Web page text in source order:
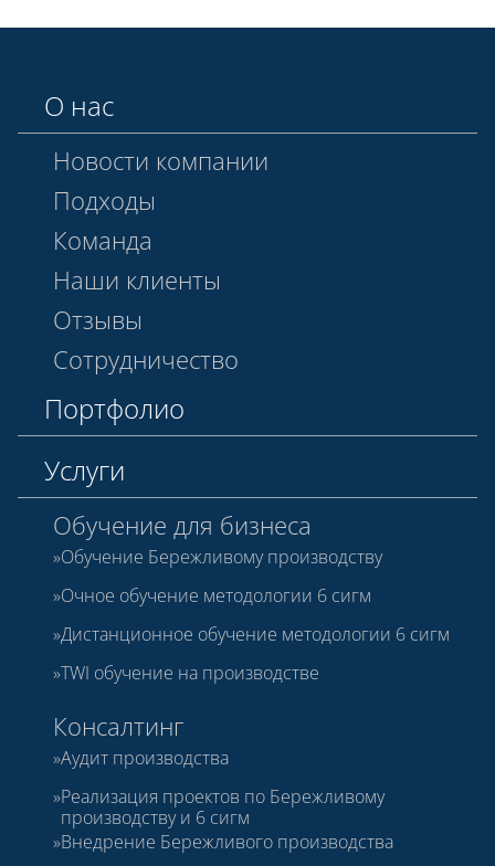
О нас
Новости компании
Подходы
Команда
Наши клиенты
Отзывы
Сотрудничество
Портфолио
Услуги
Обучение для бизнеса
Обучение Бережливому производству
Очное обучение методологии 6 сигм
Дистанционное обучение методологии 6 сигм
TWI обучение на производстве
Консалтинг
Аудит производства
Реализация проектов по Бережливому
производству и 6 сигм
Внедрение Бережливого производства